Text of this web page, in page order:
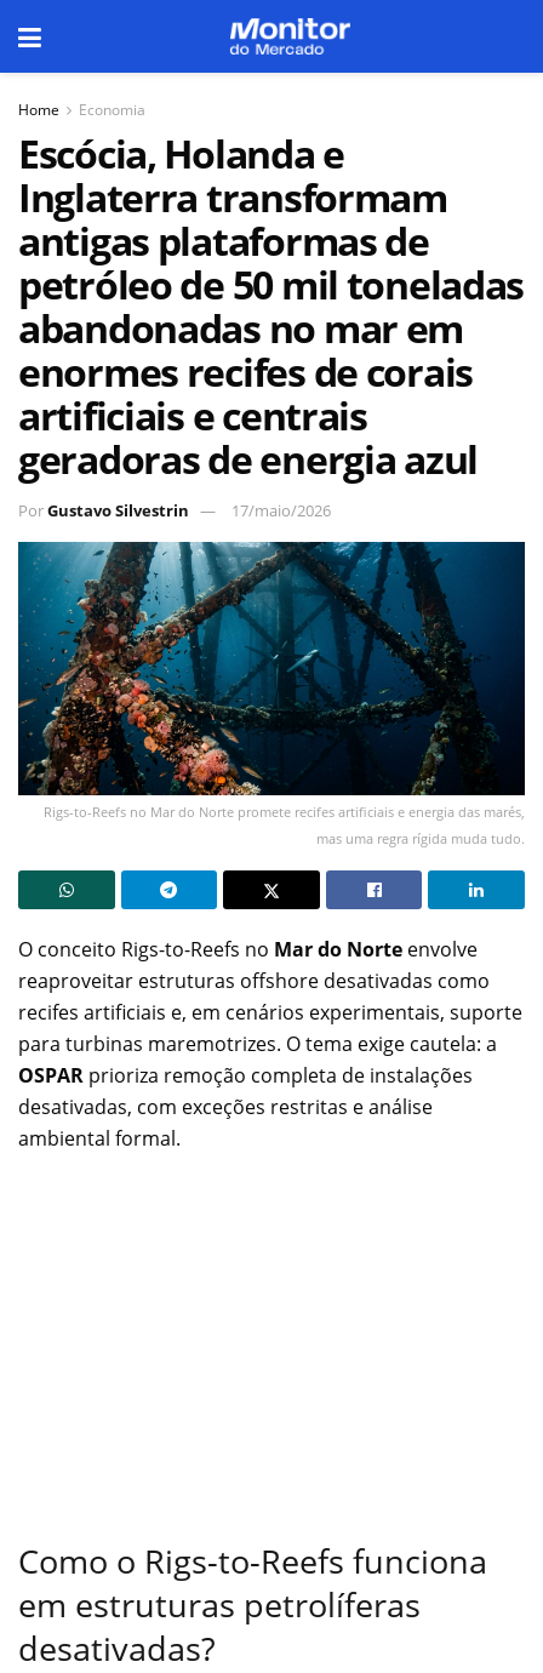
Home Economia
Escócia, Holanda e
Inglaterra transformam
antigas plataformas de
petróleo de 50 mil toneladas
abandonadas no mar em
enormes recifes de corais
artificiais e centrais
geradoras de energia azul
PorGustavo Silvestrin 17/maio/2026
Rigs-to-Reefs no Mar do Norte promete recifes artificiais e energia das marés,
mas uma regra rígida muda tudo.
O conceito Rigs-to-Reefs no Mar do Norte envolve
reaproveitar estruturas offshore desativadas como
recifes artificiais e, em cenários experimentais, suporte
para turbinas maremotrizes. O tema exige cautela: a
OSPAR prioriza remoção completa de instalações
desativadas, com exceções restritas e análise
ambiental formal.
Como o Rigs-to-Reefs funciona
em estruturas petrolíferas
desativadas?